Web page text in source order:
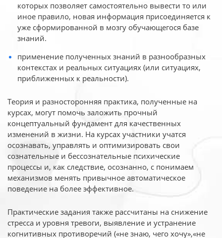
которых позволяет самостоятельно вывести то или
иное правило, новая информация присоединяется к
уже сформированной в мозгу обучающегося базе
знаний.
применение полученных знаний в разнообразных
контекстах и реальных ситуациях (или ситуациях,
приближенных к реальности).
Теория и разносторонняя практика, полученные на
курсах, могут помочь заложить прочный
концептуальный фундамент для качественных
изменений в жизни. На курсах участники учатся
осознавать, управлять и оптимизировать свои
сознательные и бессознательные психические
процессы и, как следствие, осознанно, с понимаем
механизмов менять привычное автоматическое
поведение на более эффективное.
Практические задания также рассчитаны на снижение
стресса и уровня тревоги, выявление и устранение
когнитивных противоречий («не знаю, чего хочу»,«не